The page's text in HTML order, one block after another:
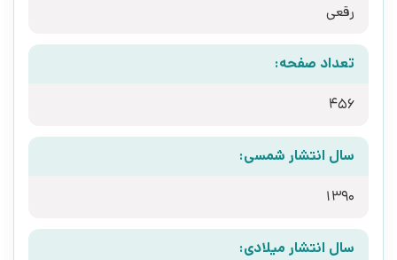
رقعی
تعداد صفحه:
456
سال انتشار شمسی:
1390
سال انتشار میلادی: